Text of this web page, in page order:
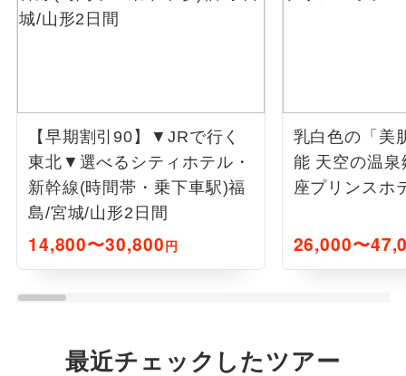
【早期割引90】▼JRで行く
東北▼選べるシティホテル・
新幹線(時間帯・乗下車駅)福
島/宮城/山形2日間
14,800〜30,800円
乳白色の「美
能 天空の温
座プリンスホ
26,000〜
最近チェックしたツアー